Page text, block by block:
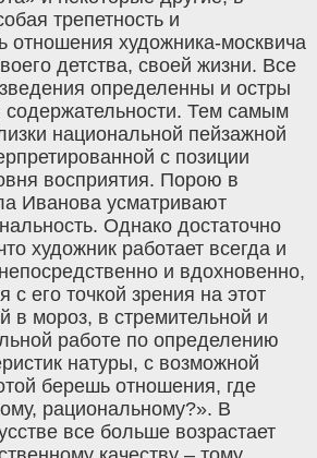
трепетность и
отношения художника-москвича
детства, своей жизни. Все
определенны и остры
содержательности. Тем самым
национальной пейзажной
с позиции
восприятия. Порою в
Иванова усматривают
Однако достаточно
художник работает всегда и
и вдохновенно,
с его точкой зрения на этот
в мороз, в стремительной и
работе по определению
натуры, с возможной
берешь отношения, где
рациональному?». В
все больше возрастает